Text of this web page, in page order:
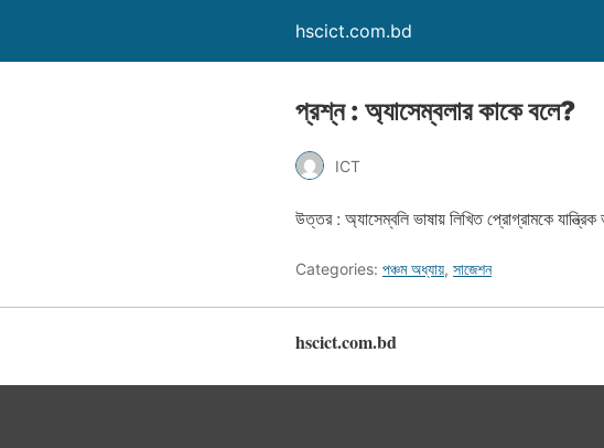
hscict.com.bd
প্রশ্ন : অ্যাসেম্বলার কাকে বলে?
ICT
উত্তর : অ্যাসেম্বলি ভাষায় লিখিত প্রোগ্রামকে
Categories: পঞ্চম অধ্যায়, সাজেশন
hscict.com.bd